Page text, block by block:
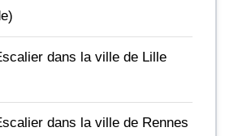
dans la ville de Lille
dans la ville de Rennes